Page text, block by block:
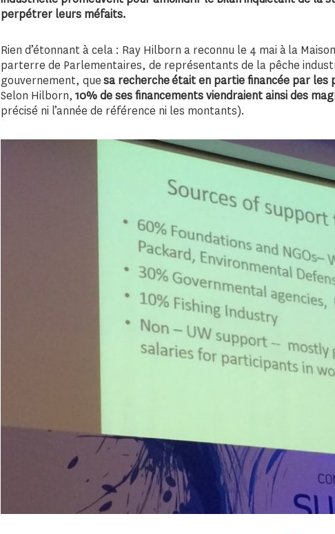
perpétrer leurs méfaits.
Rien d’étonnant à cela : Ray Hilborn a reconnu le 4 mai à la
parterre de Parlementaires, de représentants de la pêche
gouvernement, quesa recherche était en partie financée par les
Selon Hilborn, 10% de ses financements viendraient ainsi des
précisé ni l’année de référence ni les montants).